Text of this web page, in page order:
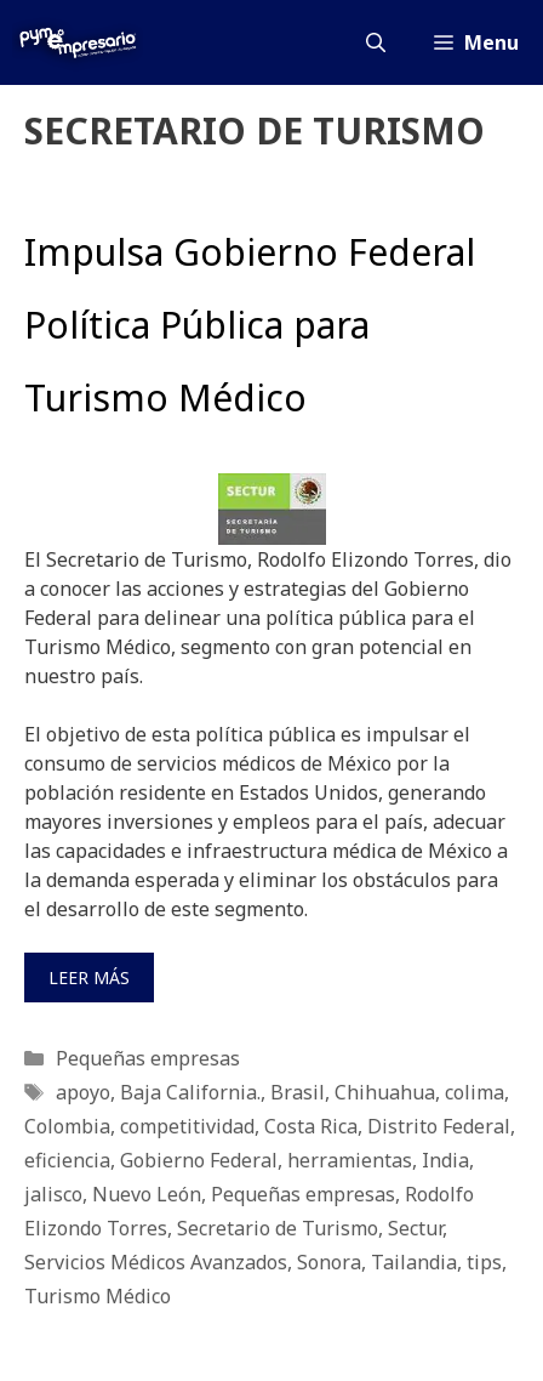
Menu
SECRETARIO DE TURISMO
Impulsa Gobierno Federal
Política Pública para
Turismo Médico
El Secretario de Turismo, Rodolfo Elizondo Torres, dio
a conocer las acciones y estrategias del Gobierno
Federal para delinear una política pública para el
Turismo Médico, segmento con gran potencial en
nuestro país.
El objetivo de esta política pública es impulsar el
consumo de servicios médicos de México por la
población residente en Estados Unidos, generando
mayores inversiones y empleos para el país, adecuar
las capacidades e infraestructura médica de México a
la demanda esperada y eliminar los obstáculos para
el desarrollo de este segmento.
LEER MÁS
Categorías
Pequeñas empresas
Etiquetas
apoyo, Baja California., Brasil, Chihuahua, colima,
Colombia, competitividad, Costa Rica, Distrito Federal,
eficiencia, Gobierno Federal, herramientas, India,
jalisco, Nuevo León, Pequeñas empresas, Rodolfo
Elizondo Torres, Secretario de Turismo, Sectur,
Servicios Médicos Avanzados, Sonora, Tailandia, tips,
Turismo Médico